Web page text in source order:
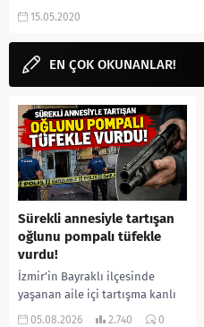
sezon yayın tarihi gibi
15.05.2020
EN ÇOK OKUNANLAR!
Sürekli annesiyle tartışan
oğlunu pompalı tüfekle
vurdu!
İzmir’in Bayraklı ilçesinde
yaşanan aile içi tartışma kanlı
bitti. İddiaya göre, uzun süredir
05.08.2026 2.740 0